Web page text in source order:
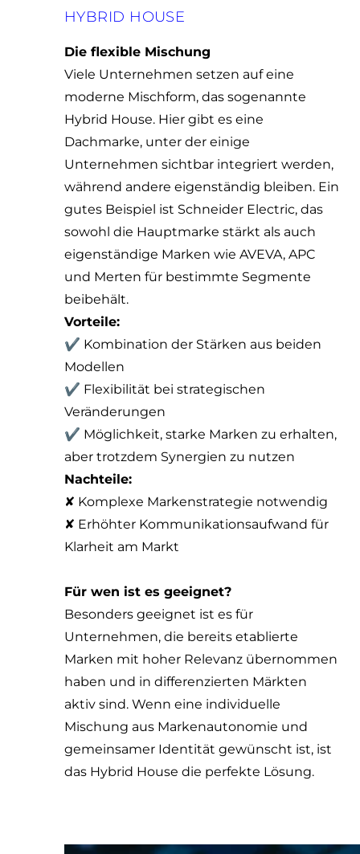
HYBRID HOUSE
Die flexible Mischung
Viele Unternehmen setzen auf eine
moderne Mischform, das sogenannte
Hybrid House. Hier gibt es eine
Dachmarke, unter der einige
Unternehmen sichtbar integriert werden,
während andere eigenständig bleiben. Ein
gutes Beispiel ist Schneider Electric, das
sowohl die Hauptmarke stärkt als auch
eigenständige Marken wie AVEVA, APC
und Merten für bestimmte Segmente
beibehält.
Vorteile:
✔ Kombination der Stärken aus beiden
Modellen
✔ Flexibilität bei strategischen
Veränderungen
✔ Möglichkeit, starke Marken zu erhalten,
aber trotzdem Synergien zu nutzen
Nachteile:
✘ Komplexe Markenstrategie notwendig
✘ Erhöhter Kommunikationsaufwand für
Klarheit am Markt
Für wen ist es geeignet?
Besonders geeignet ist es für
Unternehmen, die bereits etablierte
Marken mit hoher Relevanz übernommen
haben und in differenzierten Märkten
aktiv sind. Wenn eine individuelle
Mischung aus Markenautonomie und
gemeinsamer Identität gewünscht ist, ist
das Hybrid House die perfekte Lösung.